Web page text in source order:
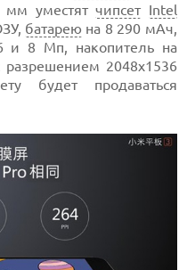
мм уместятчипсет Intel
батарею на 8 290 мАч,
и 8 Мп, накопитель на
разрешением 2048х1536
будет продаваться